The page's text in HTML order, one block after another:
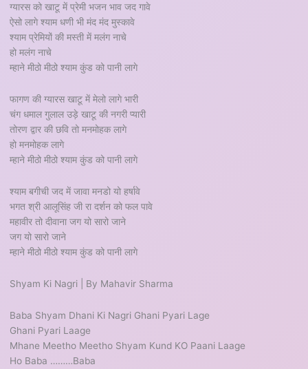
ग्यारस को खाटू में प्रेमी भजन भाव जद गावे
ऐसो लागे श्याम धणी भी मंद मंद मुस्कावे
श्याम प्रेमियों की मस्ती में मलंग नाचे
हो मलंग नाचे
म्हाने मीठो मीठो श्याम कुंड को पानी लागे
फागण की ग्यारस खाटू में मेलो लागे भारी
चंग धमाल गुलाल उड़े खाटू की नगरी प्यारी
तोरण द्वार की छवि तो मनमोहक लागे
हो मनमोहक लागे
म्हाने मीठो मीठो श्याम कुंड को पानी लागे
श्याम बगीची जद में जावा मनडो यो हर्षावे
भगत श्री आलूसिंह जी रा दर्शन को फल पावे
महावीर तो दीवाना जग यो सारो जाने
जग यो सारो जाने
म्हाने मीठो मीठो श्याम कुंड को पानी लागे
Shyam Ki Nagri | By Mahavir Sharma
Baba Shyam Dhani Ki Nagri Ghani Pyari Lage
Ghani Pyari Laage
Mhane Meetho Meetho Shyam Kund KO Paani Laage
Ho Baba ………Baba